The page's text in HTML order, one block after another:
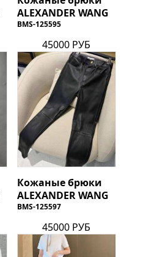
ALEXANDER WANG
BMS-125595
45000 РУБ
Кожаные брюки
ALEXANDER WANG
BMS-125597
45000 РУБ